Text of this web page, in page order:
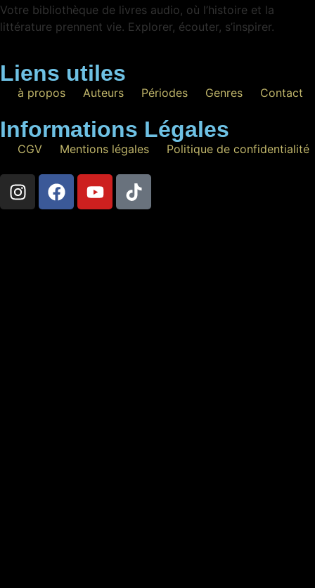
Votre bibliothèque de livres audio, où l’histoire et la
littérature prennent vie. Explorer, écouter, s’inspirer.
Liens utiles
à propos Auteurs Périodes Genres Contact
Informations Légales
CGV Mentions légales Politique de confidentialité